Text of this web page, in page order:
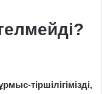
тіршілігімізді,